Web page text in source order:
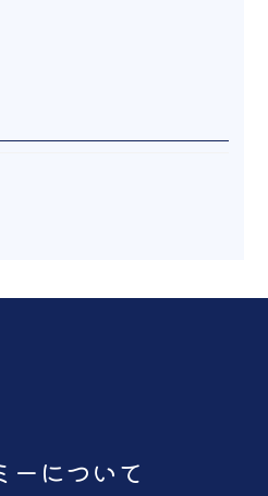
ーについて